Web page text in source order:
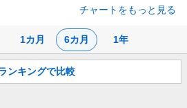
1カ月 6カ月 1年
チャートをもっと見る
ンキングで比較